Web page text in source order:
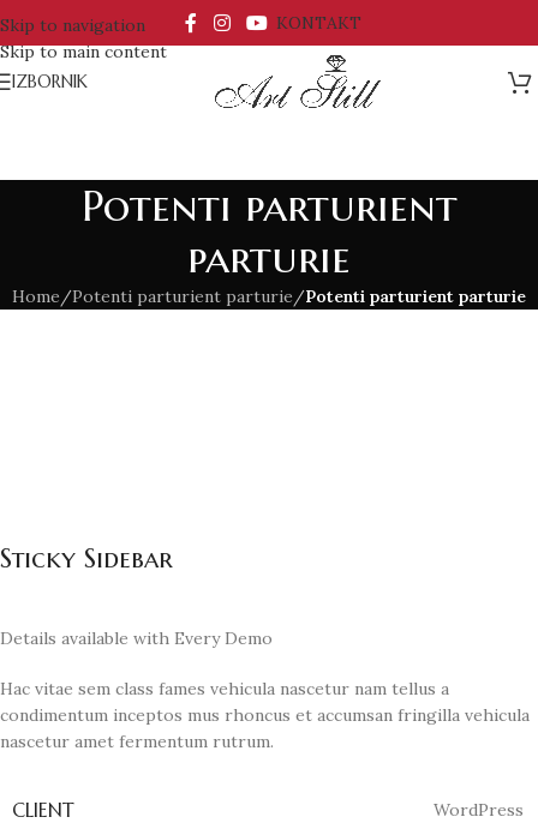
Skip to navigation
Skip to main content
KONTAKT
IZBORNIK
Potenti parturient
parturie
Home/Potenti parturient parturie/Potenti parturient parturie
Sticky Sidebar
Details available with Every Demo
Hac vitae sem class fames vehicula nascetur nam tellus a
condimentum inceptos mus rhoncus et accumsan fringilla vehicula
nascetur amet fermentum rutrum.
CLIENT WordPress